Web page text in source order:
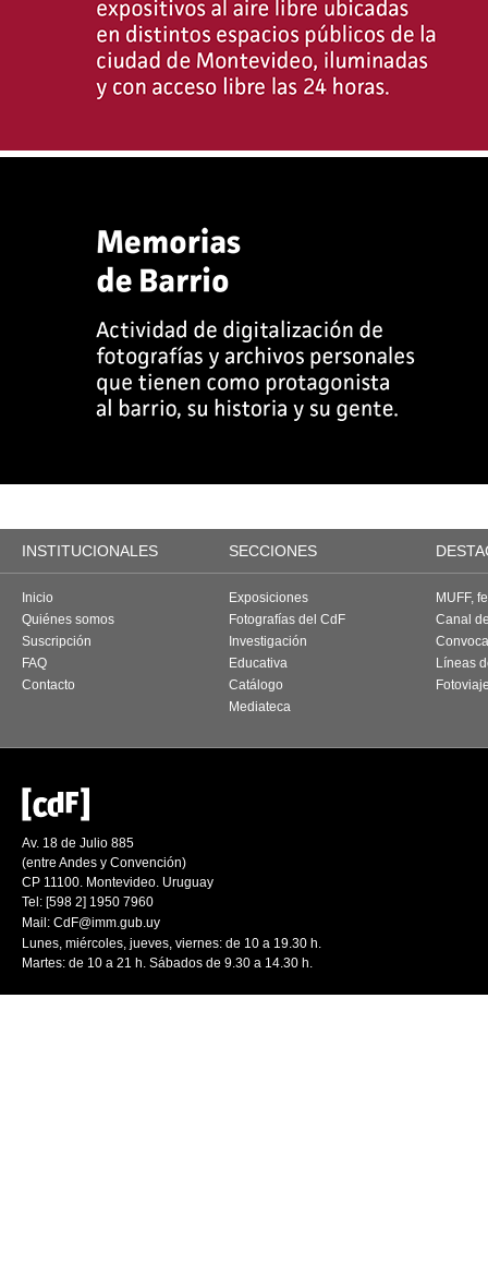
INSTITUCIONALES SECCIONES
Inicio
Quiénes somos
Suscripción
FAQ
Contacto
Exposiciones
Fotografías del CdF
Investigación
Educativa
Catálogo
Mediateca
MUFF,
Canal
Líneas
Av. 18 de Julio 885
(entre Andes y Convención)
CP 11100. Montevideo. Uruguay
Tel: [598 2] 1950 7960
Mail: CdF@imm.gub.uy
Lunes, miércoles, jueves, viernes: de 10 a 19.30 h.
Martes: de 10 a 21 h. Sábados de 9.30 a 14.30 h.